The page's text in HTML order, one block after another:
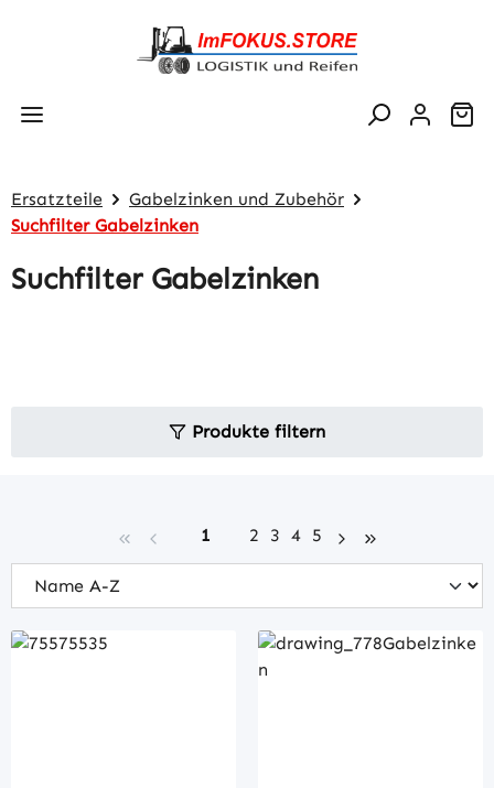
Zum Hauptinhalt springen
Ersatzteile
Gabelzinken und Zubehör
Suchfilter Gabelzinken
Suchfilter Gabelzinken
Produkte filtern
Seite
1 Seite
2 Seite
3 Seite
4 Seite
5